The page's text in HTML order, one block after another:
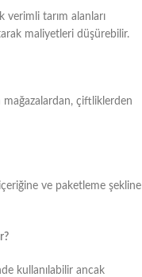
verimli tarım alanları
maliyetleri düşürebilir.
çiftliklerden
ve paketleme şekline
kullanılabilir ancak